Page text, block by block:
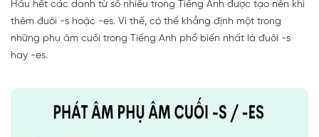
Hầu hết các danh từ số nhiều trong Tiếng Anh được tạo nên khi
thêm đuôi -s hoặc -es. Vì thế, có thể khẳng định một trong
những phụ âm cuối trong Tiếng Anh phổ biến nhất là đuôi -s
hay -es.